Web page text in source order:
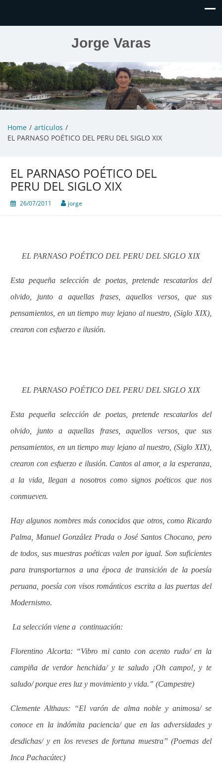
Jorge Varas
Home
artículos
EL PARNASO POÉTICO DEL PERU DEL SIGLO XIX
EL PARNASO POÉTICO DEL
PERU DEL SIGLO XIX
26/07/2011 jorge
EL PARNASO POÉTICO DEL PERU DEL SIGLO XIX
Esta pequeña selección de poetas, pretende rescatarlos del
olvido, junto a aquellas frases, aquellos versos, que sus
pensamientos, en un tiempo muy lejano al nuestro, (Siglo XIX),
crearon con esfuerzo e ilusión.
EL PARNASO POÉTICO DEL PERU DEL SIGLO XIX
Esta pequeña selección de poetas, pretende rescatarlos del
olvido, junto a aquellas frases, aquellos versos, que sus
pensamientos, en un tiempo muy lejano al nuestro, (Siglo XIX),
crearon con esfuerzo e ilusión. Cantos al amor, a la esperanza,
a la vida, llegan a nosotros como signos poéticos que nos
conmueven.
Hay algunos nombres más conocidos que otros, como Ricardo
Palma, Manuel González Prada o José Santos Chocano, pero
de todos, sus muestras poéticas valen por igual. Son suficientes
para transportarnos a una época de transición de la poesía
peruana, poesía con visos románticos escrita a las puertas del
Modernismo.
La selección viene a continuación:
Florentino Alcorta: “Vibro mi canto con acento rudo/ en la
campiña de verdor henchida/ y te saludo ¡Oh campo!, y te
saludo/ porque eres luz y movimiento y vida.” (Campestre)
Clemente Althaus: “El varón de alma noble y animosa/ se
conoce en la indómita paciencia/ que en las adversidades y
desdichas/ y en los reveses de fortuna muestra” (Poemas del
Inca Pachacútec)